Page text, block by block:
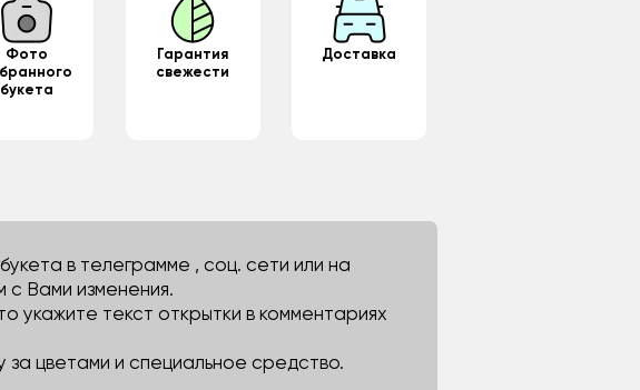
Фото
букета
Гарантия
свежести
Доставка
в телеграмме , соц. сети или на
с Вами изменения.
укажите текст открытки в комментариях
за цветами и специальное средство.